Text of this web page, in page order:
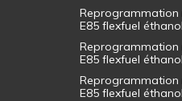
Reprogrammation
E85 flexfuel
Reprogrammation
E85 flexfuel
Reprogrammation
E85 flexfuel